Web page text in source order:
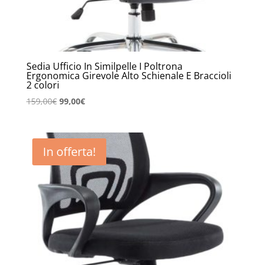
Sedia Ufficio In Similpelle I Poltrona
Ergonomica Girevole Alto Schienale E Braccioli
2 colori
159,00€ Il
era:
159,00€.
99,00€Il
è:
99,00€.
In offerta!